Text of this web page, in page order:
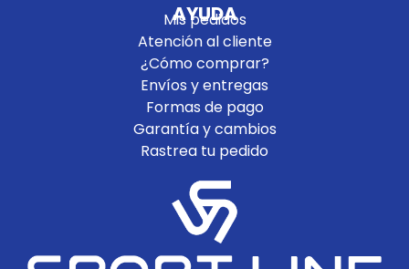
AYUDA
Mis pedidos
Atención al cliente
¿Cómo comprar?
Envíos y entregas
Formas de pago
Garantía y cambios
Rastrea tu pedido